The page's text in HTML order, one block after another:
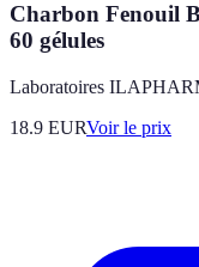
Charbon Fenouil
60 gélules
Laboratoires
18.9 EURVoir le prix